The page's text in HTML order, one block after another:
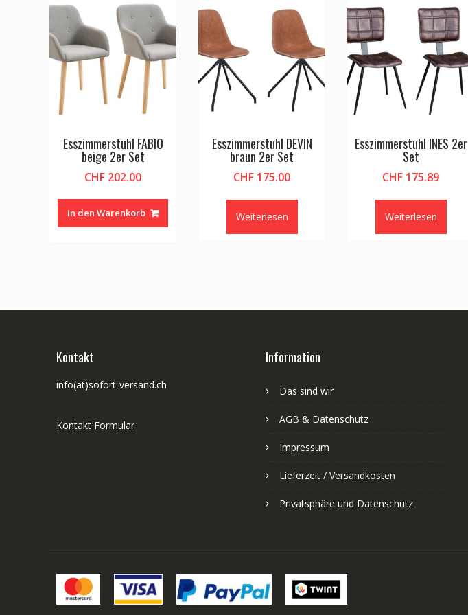
Esszimmerstuhl FABIO
beige 2er Set
CHF 202.00
In den Warenkorb
Esszimmerstuhl DEVIN
braun 2er Set
CHF 175.00
Weiterlesen
Esszimmerstuhl INES 2er
Set
CHF 175.89
Weiterlesen
Kontakt
info(at)sofort-versand.ch
Kontakt Formular
Information
Das sind wir
AGB & Datenschutz
Impressum
Lieferzeit / Versandkosten
Privatsphäre und Datenschutz